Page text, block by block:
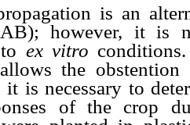
is an
however, it is
ex vitro
the
it is necessary to
of the crop